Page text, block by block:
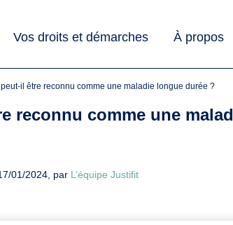
Vos droits et démarches À propos
peut-il être reconnu comme une maladie longue durée ?
reconnu comme une
01/2024, par L’équipe Justifit